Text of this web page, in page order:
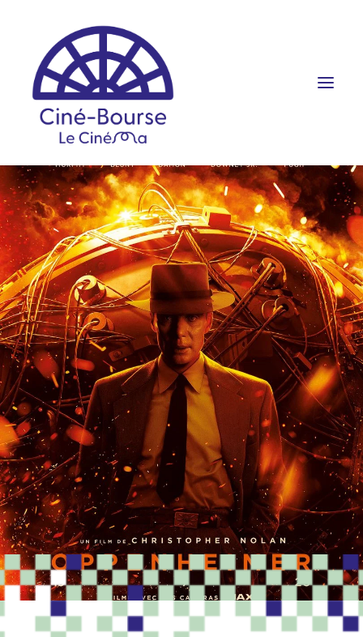
FILMS ET HORAIRES
ÉVÉNEMENTS
SCOLAIRES
PRATIQUE
RÉSERVATION
PROGRAMME